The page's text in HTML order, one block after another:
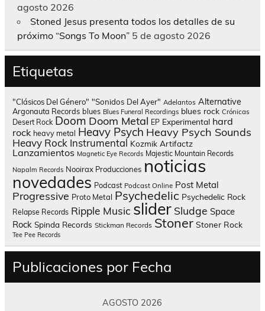
agosto 2026
Stoned Jesus presenta todos los detalles de su
próximo “Songs To Moon” 5 de agosto 2026
Etiquetas
"Clásicos Del Género" "Sonidos Del Ayer" Adelantos Alternative
Argonauta Records blues Blues Funeral Recordings blues rock Crónicas
Desert Rock Doom Doom Metal EP Experimental hard
rock heavy metal Heavy Psych Heavy Psych Sounds
Heavy Rock Instrumental Kozmik Artifactz
Lanzamientos Magnetic Eye Records Majestic Mountain Records
Napalm Records Nooirax Producciones noticias
novedades Podcast Podcast Online Post Metal
Progressive Proto Metal Psychedelic Psychedelic Rock
Relapse Records Ripple Music slider Sludge Space
Rock Spinda Records Stickman Records Stoner Stoner Rock
Tee Pee Records
Publicaciones por Fecha
AGOSTO 2026